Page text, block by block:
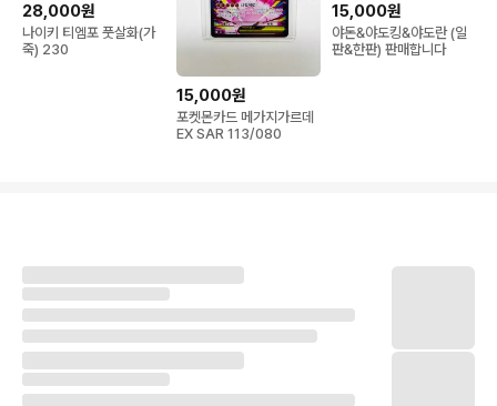
28,000원
나이키 티엠포 풋살화(가
죽) 230
15,000원
포켓몬카드 메가지가르데
EX SAR 113/080
15,000원
야돈&야도킹&야도란 (일
판&한판) 판매합니다